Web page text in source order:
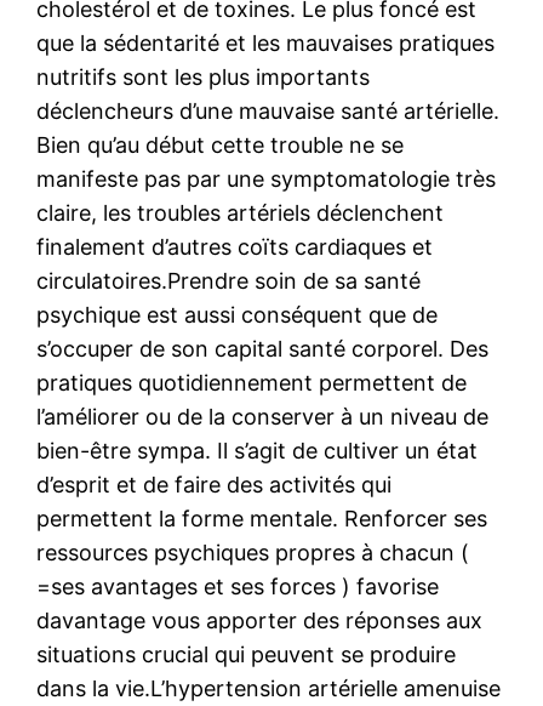
cholestérol et de toxines. Le plus foncé est
que la sédentarité et les mauvaises pratiques
nutritifs sont les plus importants
déclencheurs d’une mauvaise santé artérielle.
Bien qu’au début cette trouble ne se
manifeste pas par une symptomatologie très
claire, les troubles artériels déclenchent
finalement d’autres coïts cardiaques et
circulatoires.Prendre soin de sa santé
psychique est aussi conséquent que de
s’occuper de son capital santé corporel. Des
pratiques quotidiennement permettent de
l’améliorer ou de la conserver à un niveau de
bien-être sympa. Il s’agit de cultiver un état
d’esprit et de faire des activités qui
permettent la forme mentale. Renforcer ses
ressources psychiques propres à chacun (
=ses avantages et ses forces ) favorise
davantage vous apporter des réponses aux
situations crucial qui peuvent se produire
dans la vie.L’hypertension artérielle amenuise